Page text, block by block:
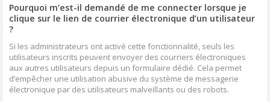
Pourquoi m’est-il demandé de me connecter lorsque je
clique sur le lien de courrier électronique d’un utilisateur
?
Si les administrateurs ont activé cette fonctionnalité, seuls les
utilisateurs inscrits peuvent envoyer des courriers électroniques
aux autres utilisateurs depuis un formulaire dédié. Cela permet
d’empêcher une utilisation abusive du système de messagerie
électronique par des utilisateurs malveillants ou des robots.